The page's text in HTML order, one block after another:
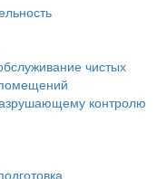
чистых
контролю